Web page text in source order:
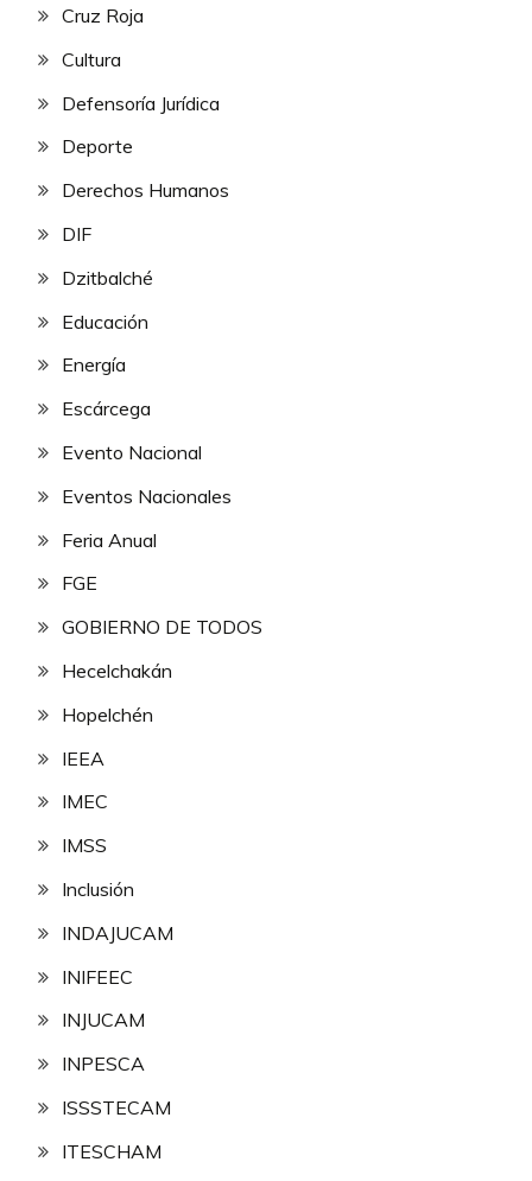
Cruz Roja
Cultura
Defensoría Jurídica
Deporte
Derechos Humanos
DIF
Dzitbalché
Educación
Energía
Escárcega
Evento Nacional
Eventos Nacionales
Feria Anual
FGE
GOBIERNO DE TODOS
Hecelchakán
Hopelchén
IEEA
IMEC
IMSS
Inclusión
INDAJUCAM
INIFEEC
INJUCAM
INPESCA
ISSSTECAM
ITESCHAM